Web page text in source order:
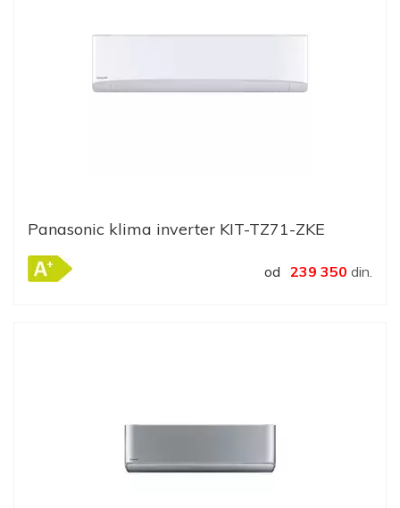
Panasonic klima inverter KIT-TZ71-ZKE
od 239 350 din.